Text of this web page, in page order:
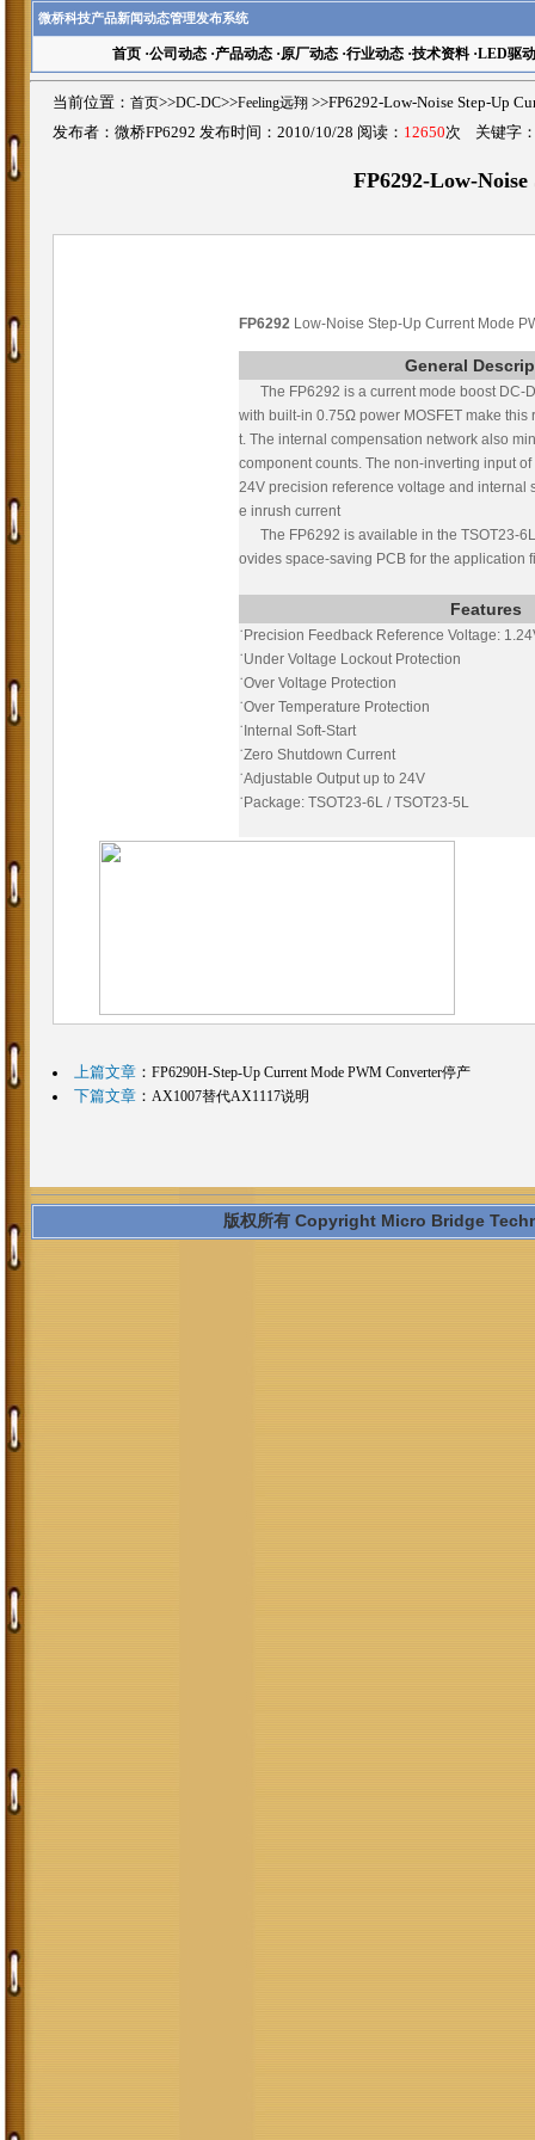
微桥科技产品新闻动态管理发布系统
首页·公司动态·产品动态·原厂动态·行业动态·技术资料·LED驱动
当前位置： 首页>>DC-DC>>Feeling远翔 >>FP6292-Low-Noise Step-Up
发布者：微桥FP6292 发布时间：2010/10/28 阅读： 12650次 关键字
FP6292-Low-
FP6292 Low-Noise Step-Up Current Mode
General
The FP6292 is a current mode boost DC-
with built-in 0.75Ω power MOSFET make
t. The internal compensation network also
component counts. The non-inverting input
24V precision reference voltage and internal
e inrush current
The FP6292 is available in the TSOT23-
ovides space-saving PCB for the application
Features
˙Precision Feedback Reference Voltage:
˙Under Voltage Lockout Protection
˙Over Voltage Protection
˙Over Temperature Protection
˙Internal Soft-Start
˙Zero Shutdown Current
˙Adjustable Output up to 24V
˙Package: TSOT23-6L / TSOT23-5L
上篇文章： FP6290H-Step-Up Current Mode PWM Converter停产
下篇文章： AX1007替代AX1117说明
版权所有 Copyright Micro Bridge